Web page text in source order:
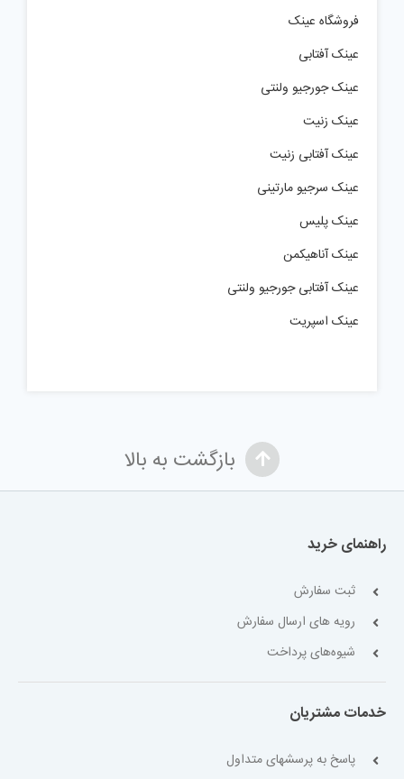
فروشگاه عینک
عینک آفتابی
عینک جورجیو ولنتی
عینک زنیت
عینک آفتابی زنیت
عینک سرجیو مارتینی
عینک پلیس
عینک آناهیکمن
عینک آفتابی جورجیو ولنتی
عینک اسپریت
بازگشت به بالا
راهنمای خرید
ثبت سفارش
رویه های ارسال سفارش
شیوه‌های پرداخت
خدمات مشتریان
پاسخ به پرسشهای متداول